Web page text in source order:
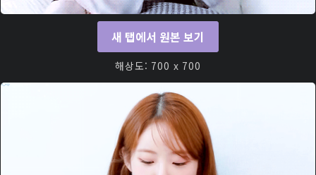
새 탭에서 원본 보기
해상도: 700 x 700